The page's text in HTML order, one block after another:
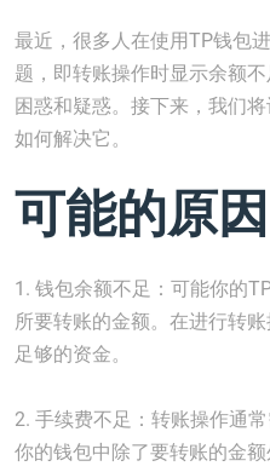
最近，很多人在使用TP钱包
题，即转账操作时显示余额
困惑和疑惑。接下来，我们
如何解决它。
可能的原因
1. 钱包余额不足：可能你的
所要转账的金额。在进行转
足够的资金。
2. 手续费不足：转账操作通
你的钱包中除了要转账的金